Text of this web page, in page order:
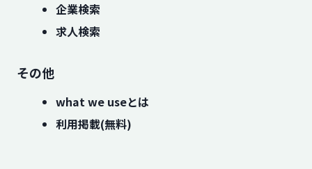
企業検索
求人検索
その他
what we useとは
利用掲載(無料)